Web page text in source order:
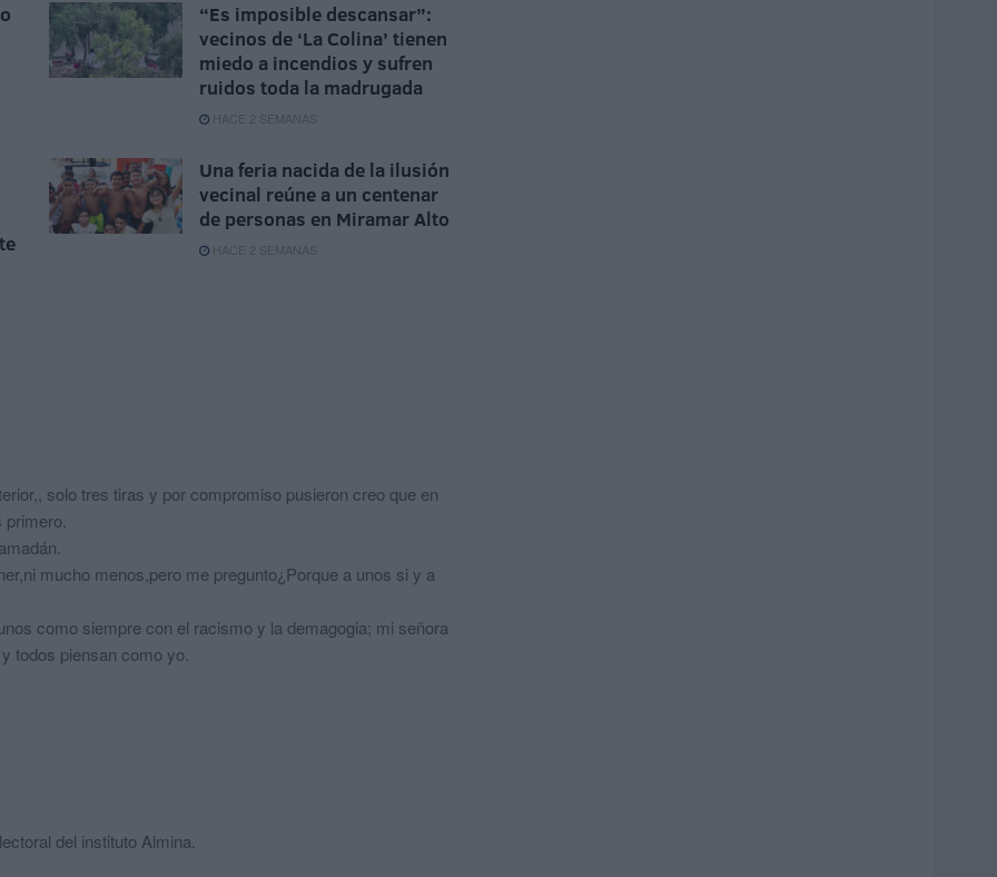
“Es imposible descansar”:
vecinos de ‘La Colina’ tienen
miedo a incendios y sufren
ruidos toda la madrugada
HACE 2 SEMANAS
Una feria nacida de la ilusión
vecinal reúne a un centenar
de personas en Miramar Alto
HACE 2 SEMANAS
solo tres tiras y por compromiso pusieron creo que en
primero.
mucho menos,pero me pregunto¿Porque a unos si y a
como siempre con el racismo y la demagogia; mi señora
todos piensan como yo.
del instituto Almina.